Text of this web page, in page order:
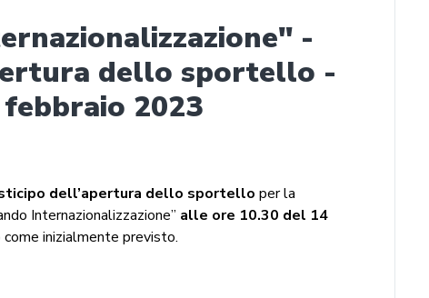
-
dello sportello -
2023
dell’apertura dello sportello per la
Internazionalizzazione” alle ore 10.30 del 14
inizialmente previsto.